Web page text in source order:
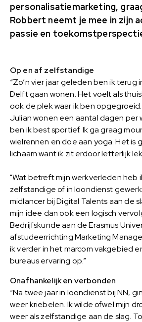
personalisatiemarketing,
Robbert neemt je mee in zijn
passie en
Op en af zelfstandige
“Zo’n vier jaar geleden ben ik terug
Delft gaan wonen. Het voelt als
ook de plek waar ik ben
Julian wonen een aantal dagen per
ben ik best sportief. Ik ga graag
wielrennen en doe aan yoga. Het is
lichaam want ik zit erdoor letterlijk
"Wat betreft mijn werkverleden heb
zelfstandige of in loondienst
midlancer bij Digital Talents aan de
mijn idee dan ook een logisch
Bedrijfskunde aan de Erasmus
afstudeerrichting Marketing
ik verder in het marcom vakgebied
bureaus ervaring op.”
Onafhankelijk en verbonden
“Na twee jaar in loondienst bij NN,
weer kriebelen. Ik wilde ofwel mijn
weer als zelfstandige aan de slag.